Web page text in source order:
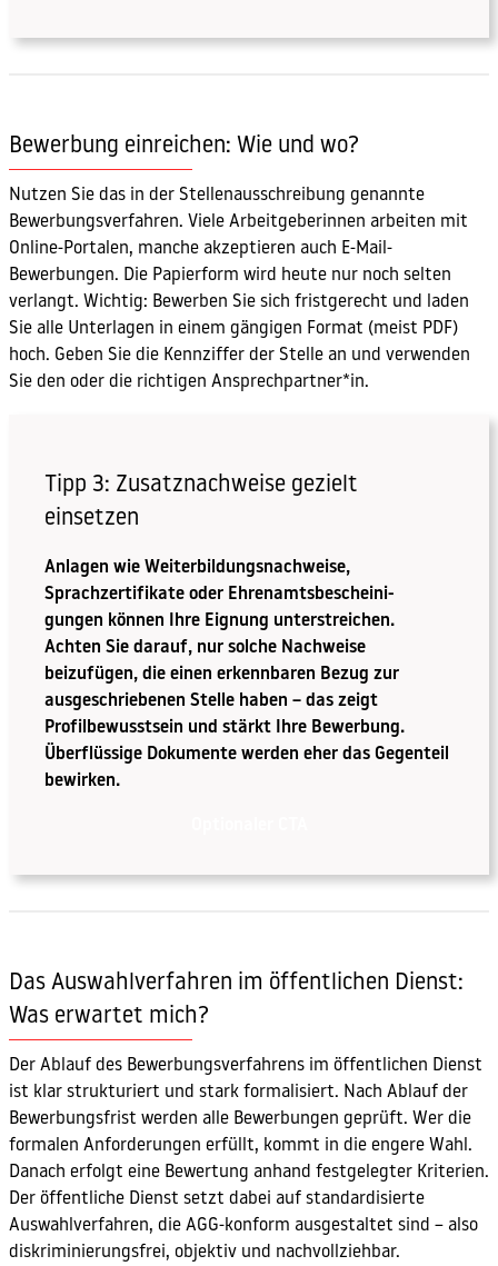
Tipp 3: Zusatznachweise gezielt
einsetzen
Anlagen wie Weiterbildungsnachweise,
Sprachzertifikate oder Ehrenamtsbescheini-
gungen können Ihre Eignung unterstreichen.
Achten Sie darauf, nur solche Nachweise
beizufügen, die einen erkennbaren Bezug zur
ausgeschriebenen Stelle haben – das zeigt
Profilbewusstsein und stärkt Ihre Bewerbung.
Überflüssige Dokumente werden eher das Gegenteil
bewirken.
Bewerbung einreichen: Wie und wo?
Nutzen Sie das in der Stellenausschreibung genannte
Bewerbungsverfahren. Viele Arbeitgeberinnen arbeiten mit
Online-Portalen, manche akzeptieren auch E-Mail-
Bewerbungen. Die Papierform wird heute nur noch selten
verlangt. Wichtig: Bewerben Sie sich fristgerecht und laden
Sie alle Unterlagen in einem gängigen Format (meist PDF)
hoch. Geben Sie die Kennziffer der Stelle an und verwenden
Sie den oder die richtigen Ansprechpartner*in.
Das Auswahlverfahren im öffentlichen Dienst:
Was erwartet mich?
Der Ablauf des Bewerbungsverfahrens im öffentlichen Dienst
ist klar strukturiert und stark formalisiert. Nach Ablauf der
Bewerbungsfrist werden alle Bewerbungen geprüft. Wer die
formalen Anforderungen erfüllt, kommt in die engere Wahl.
Danach erfolgt eine Bewertung anhand festgelegter Kriterien.
Der öffentliche Dienst setzt dabei auf standardisierte
Auswahlverfahren, die AGG-konform ausgestaltet sind – also
diskriminierungsfrei, objektiv und nachvollziehbar.